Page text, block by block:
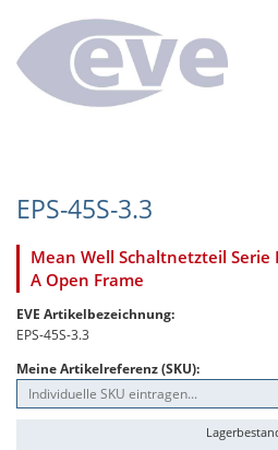
EPS-45S-3.3
Mean Well Schaltnetzteil Serie
A Open Frame
EVE Artikelbezeichnung:
EPS-45S-3.3
Meine Artikelreferenz (SKU):